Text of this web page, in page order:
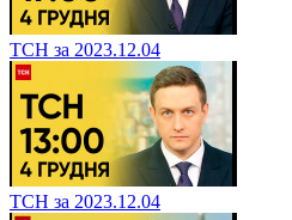
ТСН за 2023.12.04
ТСН за 2023.12.04